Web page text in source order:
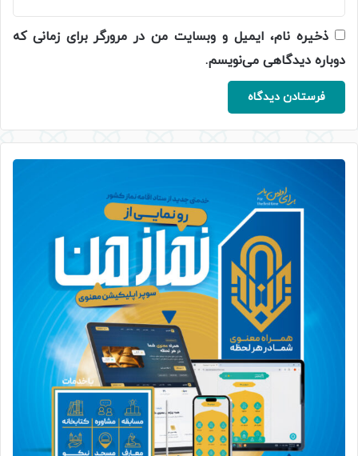
ذخیره نام، ایمیل و وبسایت من در مرورگر برای زمانی که
دوباره دیدگاهی می‌نویسم.